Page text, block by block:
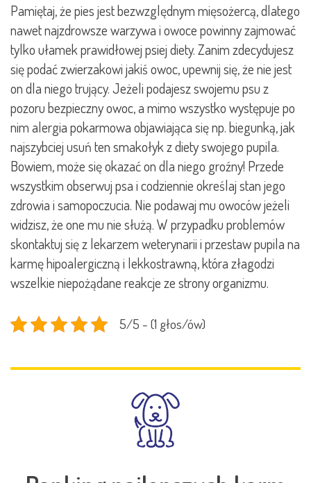
Pamiętaj, że pies jest bezwzględnym mięsożercą, dlatego
nawet najzdrowsze warzywa i owoce powinny zajmować
tylko ułamek prawidłowej psiej diety. Zanim zdecydujesz
się podać zwierzakowi jakiś owoc, upewnij się, że nie jest
on dla niego trujący. Jeżeli podajesz swojemu psu z
pozoru bezpieczny owoc, a mimo wszystko występuje po
nim alergia pokarmowa objawiająca się np. biegunką, jak
najszybciej usuń ten smakołyk z diety swojego pupila.
Bowiem, może się okazać on dla niego groźny! Przede
wszystkim obserwuj psa i codziennie określaj stan jego
zdrowia i samopoczucia. Nie podawaj mu owoców jeżeli
widzisz, że one mu nie służą. W przypadku problemów
skontaktuj się z lekarzem weterynarii i przestaw pupila na
karmę hipoalergiczną i lekkostrawną, która złagodzi
wszelkie niepożądane reakcje ze strony organizmu.
5/5 - (1 głos/ów)